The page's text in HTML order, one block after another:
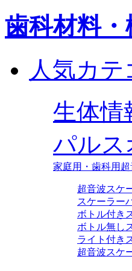
歯科材料・
人気カテ
生体情
パルス
家庭用・歯科用
超音波スケ
スケーラー
ボトル付き
ボトル無し
ライト付き
超音波スケ